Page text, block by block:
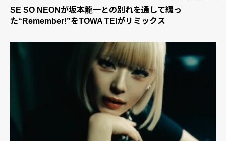
SE SO NEONが坂本龍一との別れを通して綴っ
た“Remember!”をTOWA TEIがリミックス